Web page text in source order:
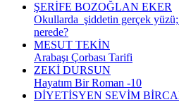
ŞERİFE BOZOĞLAN EKER
Okullarda şiddetin gerçek yüzü;
nerede?
MESUT TEKİN
Arabaşı Çorbası Tarifi
ZEKİ DURSUN
Hayatım Bir Roman -10
DİYETİSYEN SEVİM